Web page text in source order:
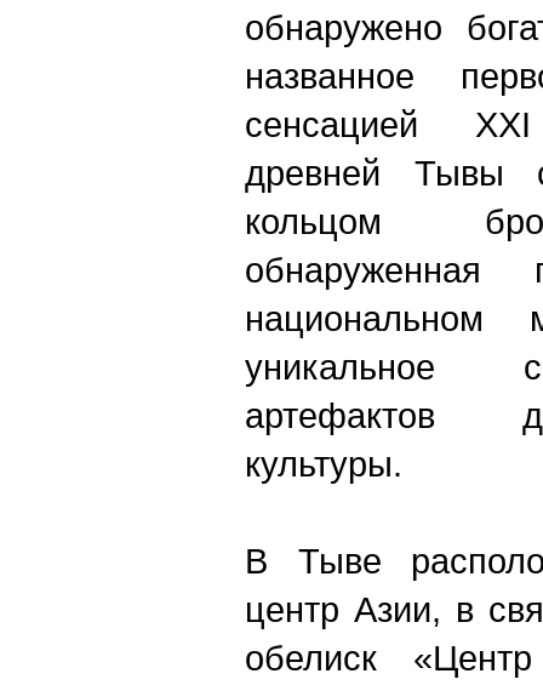
обнаружено
названное
сенсацией
древней Тывы
кольцом
национальном
уникальное
артефактов
культуры.
В Тыве
центр Азии, в
обелиск